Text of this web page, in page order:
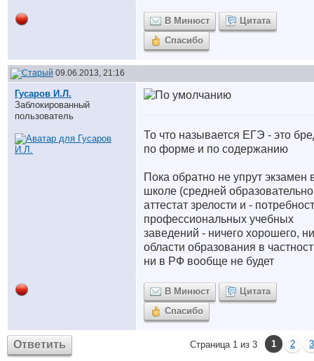
В Минюст
Цитата
Спасибо
09.06.2013, 21:16
Гусаров И.Л.
Заблокированный
пользователь
То что называется ЕГЭ - это
по форме и по содержанию
Пока обратно не упрут экзамен
школе (средней
аттестат зрелости и -
профессиональных учебных
заведений - ничего хорошего,
области образования в
ни в РФ вообще не будет
В Минюст
Цитата
Спасибо
Ответить Страница 1 из 3 1 2 3